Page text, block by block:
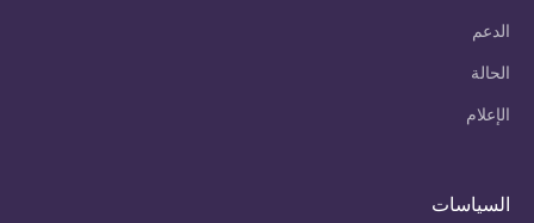
الدعم
الحالة
الإعلام
السياسات